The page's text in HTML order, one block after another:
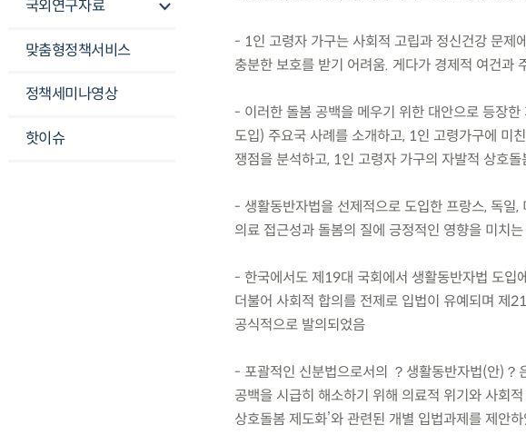
국외연구자료
맞춤형정책서비스
정책세미나영상
핫이슈
- 1인 고령자 가구는 사회적 고립과 정신건강 문제
충분한 보호를 받기 어려움. 게다가 경제적 여건과
- 이러한 돌봄 공백을 메우기 위한 대안으로 등장한
도입) 주요국 사례를 소개하고, 1인 고령가구에 미
쟁점을 분석하고, 1인 고령자 가구의 자발적 상호
- 생활동반자법을 선제적으로 도입한 프랑스, 독일
의료 접근성과 돌봄의 질에 긍정적인 영향을 미치
- 한국에서도 제19대 국회에서 생활동반자법 도입
더불어 사회적 합의를 전제로 입법이 유예되며 제
공식적으로 발의되었음
- 포괄적인 신분법으로서의 ？생활동반자법(안)？
공백을 시급히 해소하기 위해 의료적 위기와 사회
상호돌봄 제도화’와 관련된 개별 입법과제를 제안